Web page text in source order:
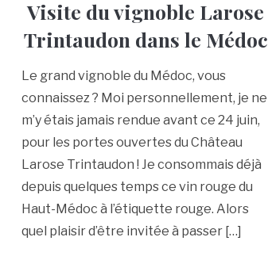
Visite du vignoble Larose
Trintaudon dans le Médoc
Le grand vignoble du Médoc, vous
connaissez ? Moi personnellement, je ne
m’y étais jamais rendue avant ce 24 juin,
pour les portes ouvertes du Château
Larose Trintaudon ! Je consommais déjà
depuis quelques temps ce vin rouge du
Haut-Médoc à l’étiquette rouge. Alors
quel plaisir d’être invitée à passer […]